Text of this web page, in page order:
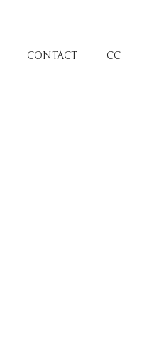
CONTACT CC